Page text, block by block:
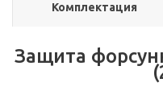
Комплектация
Защита